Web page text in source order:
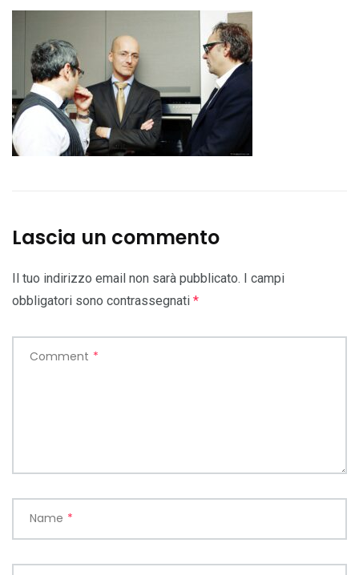
Lascia un commento
Il tuo indirizzo email non sarà pubblicato. I campi
obbligatori sono contrassegnati *
Comment *
Name *